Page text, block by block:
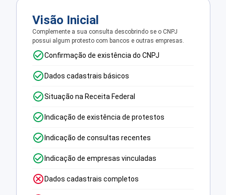
Visão Inicial
Complemente a sua consulta descobrindo se o CNPJ
possui algum protesto com bancos e outras empresas.
Confirmação de existência do CNPJ
Dados cadastrais básicos
Situação na Receita Federal
Indicação de existência de protestos
Indicação de consultas recentes
Indicação de empresas vinculadas
Dados cadastrais completos